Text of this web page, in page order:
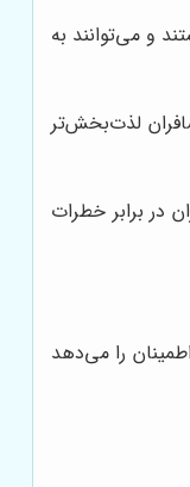
و می‌توانند به
لذت‌بخش‌تر
در برابر خطرات
با آن‌ها تماس بگیرید. پشتیبانی 24 ساعته، به شما این اطمینان را می‌دهد